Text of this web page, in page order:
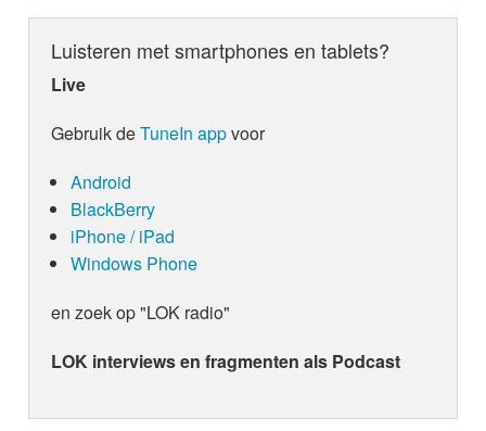
Luisteren met smartphones en tablets?
Live
Gebruik deTuneIn appvoor
Android
BlackBerry
iPhone / iPad
Windows Phone
en zoek op "LOK radio"
LOK interviews en fragmenten als Podcast